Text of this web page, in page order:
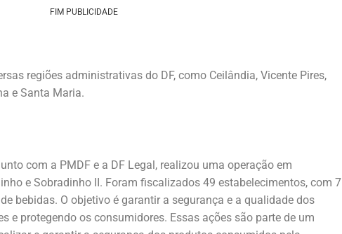
FIM PUBLICIDADE
regiões administrativas do DF, como Ceilândia, Vicente Pires,
e Santa Maria.
com a PMDF e a DF Legal, realizou uma operação em
e Sobradinho II. Foram fiscalizados 49 estabelecimentos, com 7
bebidas. O objetivo é garantir a segurança e a qualidade dos
e protegendo os consumidores. Essas ações são parte de um